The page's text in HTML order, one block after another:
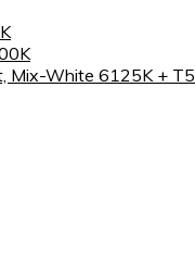
Mix-White 6125K + T5